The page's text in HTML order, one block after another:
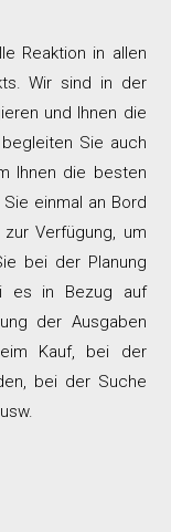
Reaktion in allen
Wir sind in der
und Ihnen die
Sie auch
Ihnen die besten
einmal an Bord
Verfügung, um
bei der Planung
es in Bezug auf
der Ausgaben
Kauf, bei der
bei der Suche